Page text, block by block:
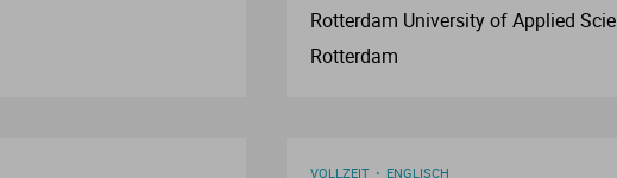
Rotterdam University of Applied
Rotterdam
VOLLZEIT ENGLISCH